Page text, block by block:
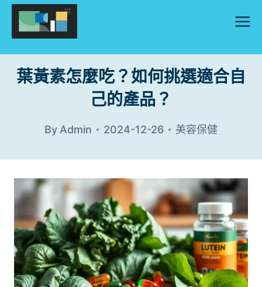
Skip
content
葉黃素怎麼吃？如何挑選適合自
己的產品？
By Admin 2024-12-26 美容保健